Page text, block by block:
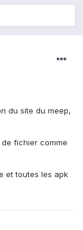
du site du meep,
fichier comme
et toutes les apk